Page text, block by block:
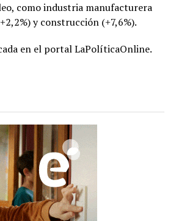
como industria manufacturera
y construcción (+7,6%).
en el portal LaPolíticaOnline.